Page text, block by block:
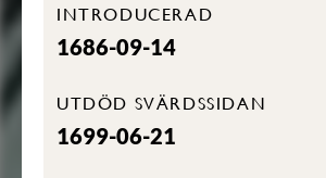
INTRODUCERAD
1686-09-14
UTDÖD SVÄRDSSIDAN
1699-06-21